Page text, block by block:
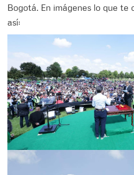
Bogotá. En imágenes lo que te
así: